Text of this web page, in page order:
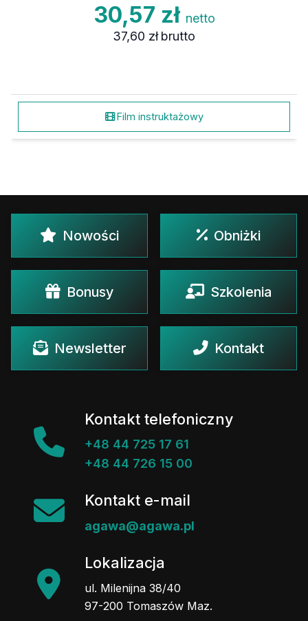
30,57 zł netto
37,60 zł brutto
Film instruktażowy
Nowości Obniżki
Bonusy Szkolenia
Newsletter Kontakt
Kontakt telefoniczny
+48 44 725 17 61
+48 44 726 15 00
Kontakt e-mail
agawa@agawa.pl
Lokalizacja
ul. Milenijna 38/40
97-200 Tomaszów Maz.